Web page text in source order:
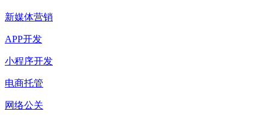
新媒体营销
APP开发
小程序开发
电商托管
网络公关